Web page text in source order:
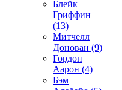
Блейк
Гриффин
(13)
Митчелл
Донован (9)
Гордон
Аарон (4)
Бэм